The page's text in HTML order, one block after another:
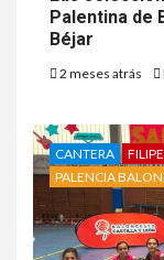
Palentina de
Béjar
2 meses atrás
CANTERA
PALENCIA